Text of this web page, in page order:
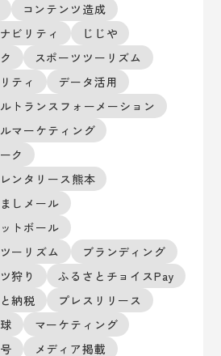
コンテンツ造成
ビリティ
じじや
スポーツツーリズム
ティ
データ活用
トランスフォーメーション
マーケティング
ク
ンタリース熊本
しメール
トボール
ーリズム
ブランディング
狩り
ふるさとチョイスPay
納税
プレスリリース
マーケティング
メディア掲載